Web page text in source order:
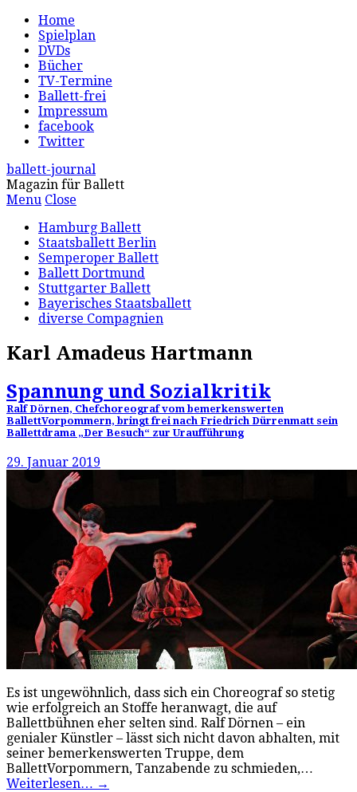
Home
Spielplan
DVDs
Bücher
TV-Termine
Ballett-frei
Impressum
facebook
Twitter
ballett-journal
Magazin für Ballett
Menu Close
Hamburg Ballett
Staatsballett Berlin
Semperoper Ballett
Ballett Dortmund
Stuttgarter Ballett
Bayerisches Staatsballett
diverse Compagnien
Karl Amadeus Hartmann
Spannung und Sozialkritik
Ralf Dörnen, Chefchoreograf vom bemerkenswerten
BallettVorpommern, bringt frei nach Friedrich Dürrenmatt sein
Ballettdrama „Der Besuch“ zur Uraufführung
29. Januar 2019
Es ist ungewöhnlich, dass sich ein Choreograf so stetig
wie erfolgreich an Stoffe heranwagt, die auf
Ballettbühnen eher selten sind. Ralf Dörnen – ein
genialer Künstler – lässt sich nicht davon abhalten, mit
seiner bemerkenswerten Truppe, dem
BallettVorpommern, Tanzabende zu schmieden,…
Weiterlesen… →